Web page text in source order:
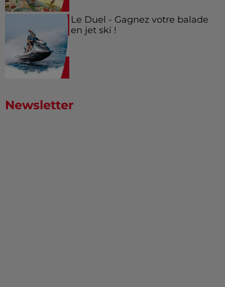
Le Duel - Gagnez votre balade
en jet ski !
Newsletter